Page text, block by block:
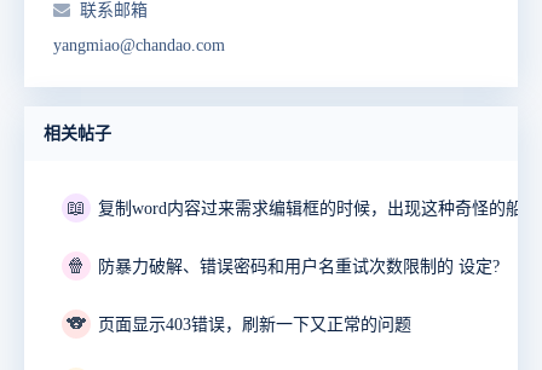
联系邮箱
yangmiao@chandao.com
相关帖子
📖
🍿 防暴力破解、错误密码和用户名重试次数限制的 设定?
🐨 页面显示403错误，刷新一下又正常的问题